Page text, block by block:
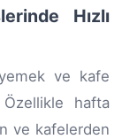
Hızlı
ve kafe
hafta
ve kafelerden